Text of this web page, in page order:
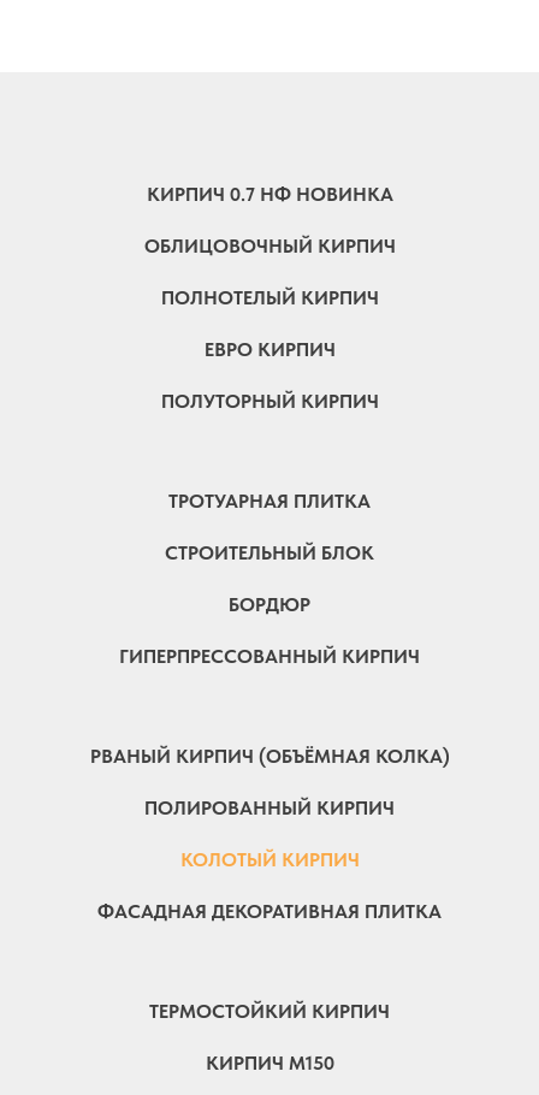
КИРПИЧ 0.7 НФ НОВИНКА
ОБЛИЦОВОЧНЫЙ КИРПИЧ
ПОЛНОТЕЛЫЙ КИРПИЧ
ЕВРО КИРПИЧ
ПОЛУТОРНЫЙ КИРПИЧ
ТРОТУАРНАЯ ПЛИТКА
СТРОИТЕЛЬНЫЙ БЛОК
БОРДЮР
ГИПЕРПРЕССОВАННЫЙ КИРПИЧ
РВАНЫЙ КИРПИЧ (ОБЪЁМНАЯ КОЛКА)
ПОЛИРОВАННЫЙ КИРПИЧ
КОЛОТЫЙ КИРПИЧ
ФАСАДНАЯ ДЕКОРАТИВНАЯ ПЛИТКА
ТЕРМОСТОЙКИЙ КИРПИЧ
КИРПИЧ М150